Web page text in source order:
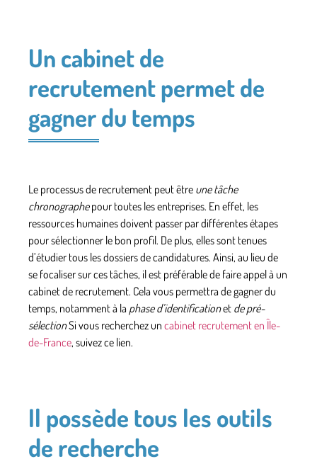
Un cabinet de
recrutement permet de
gagner du temps
Le processus de recrutement peut être une tâche
chronographepour toutes les entreprises. En effet, les
ressources humaines doivent passer par différentes étapes
pour sélectionner le bon profil. De plus, elles sont tenues
d’étudier tous les dossiers de candidatures. Ainsi, au lieu de
se focaliser sur ces tâches, il est préférable de faire appel à un
cabinet de recrutement. Cela vous permettra de gagner du
temps, notamment à la phase d’identificationet de pré-
sélectionSi vous recherchez un cabinet recrutement en Île-
de-France, suivez ce lien.
Il possède tous les outils
de recherche